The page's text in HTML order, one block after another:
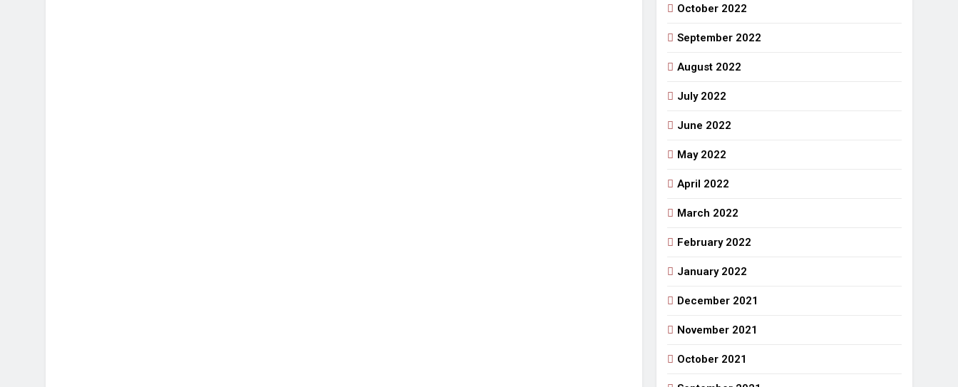
October 2022
September 2022
August 2022
July 2022
June 2022
May 2022
April 2022
March 2022
February 2022
January 2022
December 2021
November 2021
October 2021